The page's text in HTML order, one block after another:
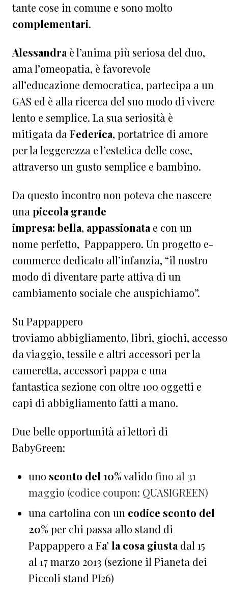
tante cose in comune e sono molto
complementari.
Alessandra è l’anima più seriosa del duo,
ama l’omeopatia, è favorevole
all’educazione democratica, partecipa a un
GAS ed è alla ricerca del suo modo di vivere
lento e semplice. La sua seriosità è
mitigata da Federica, portatrice di amore
per la leggerezza e l’estetica delle cose,
attraverso un gusto semplice e bambino.
Da questo incontro non poteva che nascere
una piccola grande
impresa: bella, appassionata e con un
nome perfetto, Pappappero. Un progetto e-
commerce dedicato all’infanzia, “il nostro
modo di diventare parte attiva di un
cambiamento sociale che auspichiamo”.
Su Pappappero
troviamo abbigliamento, libri, giochi,
da viaggio, tessile e altri accessori per la
cameretta, accessori pappa e una
fantastica sezione con oltre 100 oggetti e
capi di abbigliamento fatti a mano.
Due belle opportunità ai lettori di
BabyGreen:
uno sconto del 10%valido fino al 31
maggio (codice coupon: QUASIGREEN)
una cartolina con un codice sconto del
20% per chi passa allo stand di
Pappappero a Fa’ la cosa giusta dal 15
al 17 marzo 2013 (sezione il Pianeta dei
Piccoli stand PI26)